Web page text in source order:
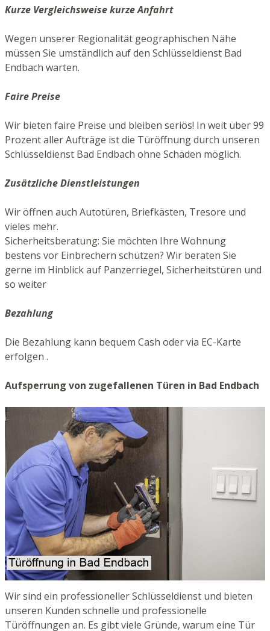
Kurze Vergleichsweise kurze Anfahrt
Wegen unserer Regionalität geographischen Nähe
müssen Sie umständlich auf den Schlüsseldienst Bad
Endbach warten.
Faire Preise
Wir bieten faire Preise und bleiben seriös! In weit über 99
Prozent aller Aufträge ist die Türöffnung durch unseren
Schlüsseldienst Bad Endbach ohne Schäden möglich.
Zusätzliche Dienstleistungen
Wir öffnen auch Autotüren, Briefkästen, Tresore und
vieles mehr.
Sicherheitsberatung: Sie möchten Ihre Wohnung
bestens vor Einbrechern schützen? Wir beraten Sie
gerne im Hinblick auf Panzerriegel, Sicherheitstüren und
so weiter
Bezahlung
Die Bezahlung kann bequem Cash oder via EC-Karte
erfolgen .
Aufsperrung von zugefallenen Türen in Bad Endbach
Wir sind ein professioneller Schlüsseldienst und bieten
unseren Kunden schnelle und professionelle
Türöffnungen an. Es gibt viele Gründe, warum eine Tür